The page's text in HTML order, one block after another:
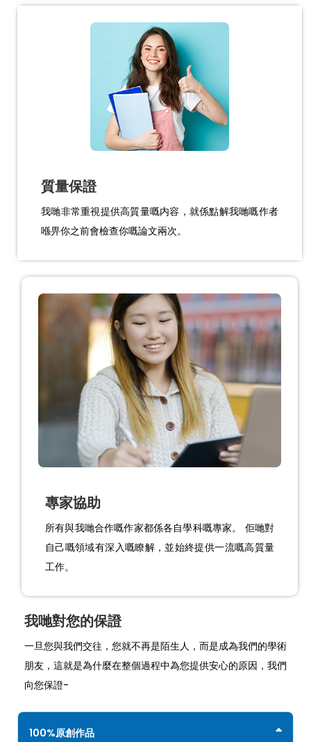
質量保證
我哋非常重視提供高質量嘅内容，就係點解我哋嘅作者
喺畀你之前會檢查你嘅論文兩次。
專家協助
所有與我哋合作嘅作家都係各自學科嘅專家。 佢哋對
自己嘅領域有深入嘅瞭解，並始終提供一流嘅高質量
工作。
我哋對您的保證
一旦您與我們交往，您就不再是陌生人，而是成為我們的學術
朋友，這就是為什麼在整個過程中為您提供安心的原因，我們
向您保證-
100%原創作品